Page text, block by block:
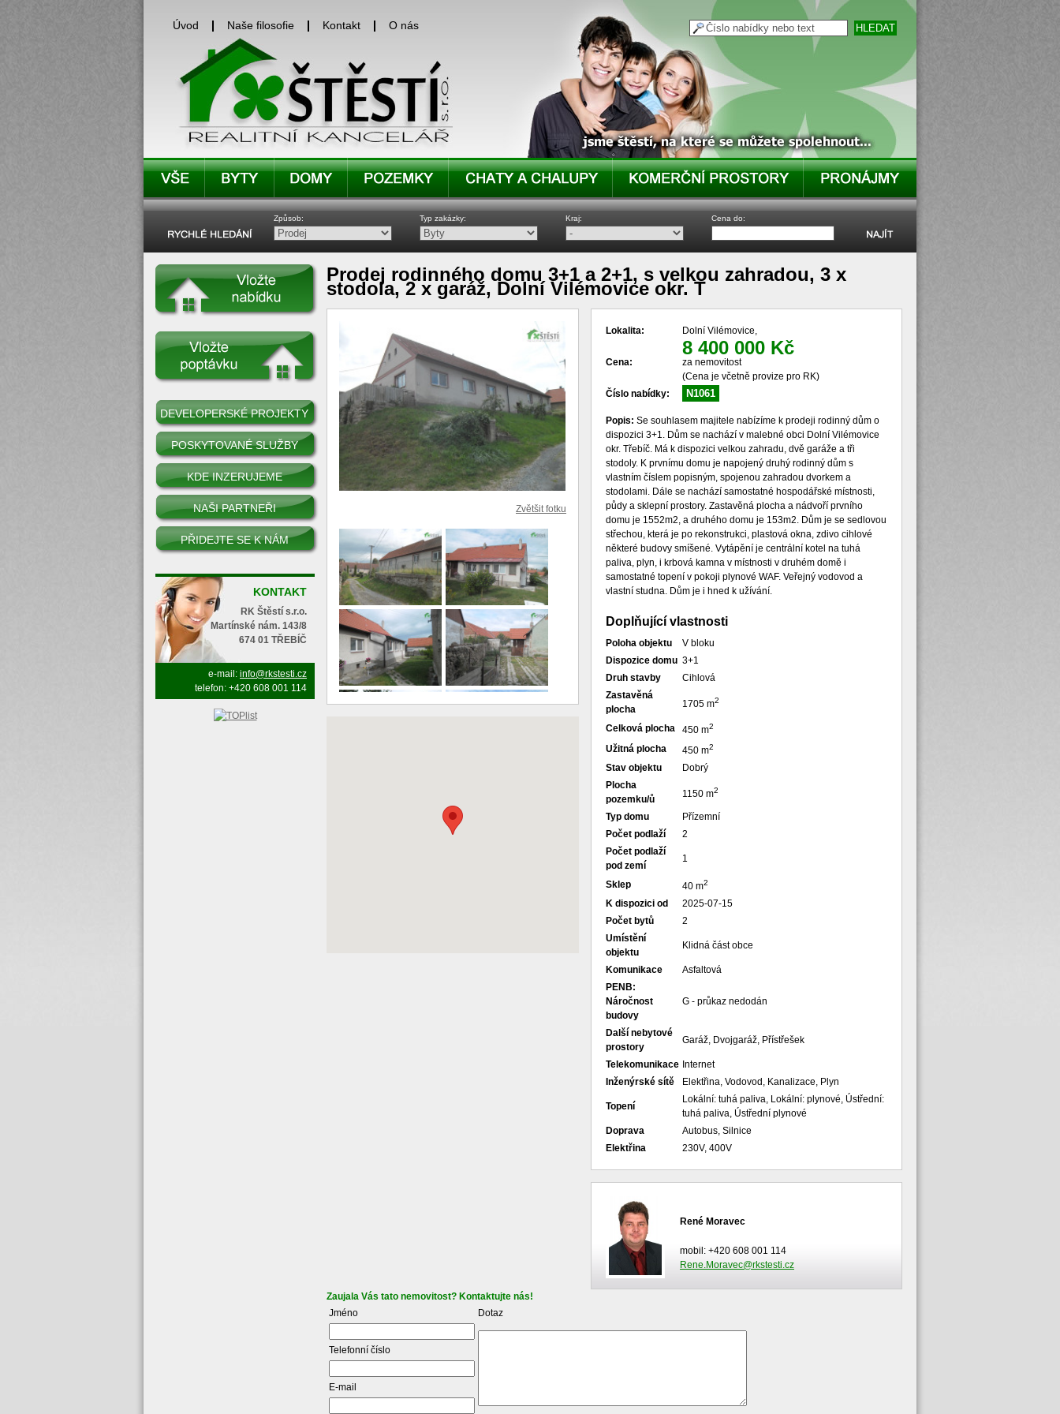
Úvod Naše filosofie Kontakt O nás
Způsob: Typ zakázky: Kraj: Cena do:
DEVELOPERSKÉ PROJEKTY
POSKYTOVANÉ SLUŽBY
KDE INZERUJEME
NAŠI PARTNEŘI
PŘIDEJTE SE K NÁM
KONTAKT
RK Štěstí s.r.o.
Martínské nám. 143/8
674 01 TŘEBÍČ
e-mail: info@rkstesti.cz
telefon: +420 608 001 114
Prodej rodinného domu 3+1 a 2+1, s velkou zahradou, 3 x
stodola, 2 x garáž, Dolní Vilémovice okr. T
Zvětšit fotku
Lokalita: Dolní Vilémovice,
Cena:
8 400 000 Kč
za nemovitost
(Cena je včetně provize pro RK)
Číslo nabídky:
N1061
Popis: Se souhlasem majitele nabízíme k prodeji rodinný dům o
dispozici 3+1. Dům se nachází v malebné obci Dolní Vilémovice
okr. Třebíč. Má k dispozici velkou zahradu, dvě garáže a tři
stodoly. K prvnímu domu je napojený druhý rodinný dům s
vlastním číslem popisným, spojenou zahradou dvorkem a
stodolami. Dále se nachází samostatné hospodářské místnosti,
půdy a sklepní prostory. Zastavěná plocha a nádvoří prvního
domu je 1552m2, a druhého domu je 153m2. Dům je se sedlovou
střechou, která je po rekonstrukci, plastová okna, zdivo cihlové
některé budovy smíšené. Vytápění je centrální kotel na tuhá
paliva, plyn, i krbová kamna v místnosti v druhém domě i
samostatné topení v pokoji plynové WAF. Veřejný vodovod a
vlastní studna. Dům je i hned k užívání.
Doplňující vlastnosti
Poloha objektu
V bloku
Dispozice domu 3+1
Druh stavby
Cihlová
Zastavěná
plocha
1705 m2
Celková plocha 450 m2
Užitná plocha 450 m2
Stav objektu
Dobrý
Plocha
pozemku/ů
1150 m2
Typ domu
Přízemní
Počet podlaží
2
Počet podlaží
pod zemí
1
Sklep 40 m2
K dispozici od
2025-07-15
Počet bytů
2
Umístění
objektu
Klidná část obce
Komunikace
Asfaltová
PENB:
Náročnost
budovy
G - průkaz nedodán
Další nebytové
prostory
Garáž, Dvojgaráž, Přístřešek
Telekomunikace Internet
Inženýrské sítě
Elektřina, Vodovod, Kanalizace, Plyn
Topení
Lokální: tuhá paliva, Lokální: plynové, Ústřední:
tuhá paliva, Ústřední plynové
Doprava
Autobus, Silnice
Elektřina
230V, 400V
René Moravec
mobil: +420 608 001 114
Rene.Moravec@rkstesti.cz
Zaujala Vás tato nemovitost? Kontaktujte nás!
Jméno
Dotaz
Telefonní číslo
E-mail